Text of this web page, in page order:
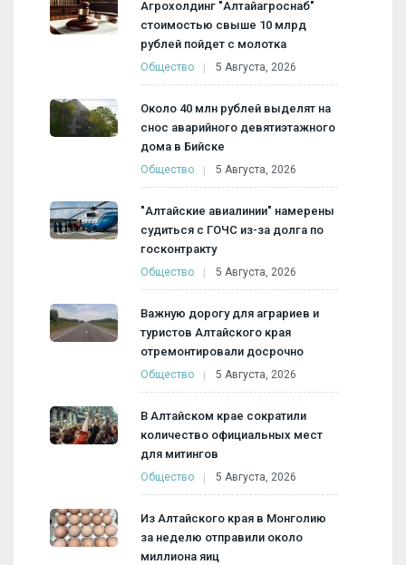
Агрохолдинг "Алтайагроснаб"
стоимостью свыше 10 млрд
рублей пойдет с молотка
Общество 5 Августа, 2026
Около 40 млн рублей выделят на
снос аварийного девятиэтажного
дома в Бийске
Общество 5 Августа, 2026
"Алтайские авиалинии" намерены
судиться с ГОЧС из-за долга по
госконтракту
Общество 5 Августа, 2026
Важную дорогу для аграриев и
туристов Алтайского края
отремонтировали досрочно
Общество 5 Августа, 2026
В Алтайском крае сократили
количество официальных мест
для митингов
Общество 5 Августа, 2026
Из Алтайского края в Монголию
за неделю отправили около
миллиона яиц